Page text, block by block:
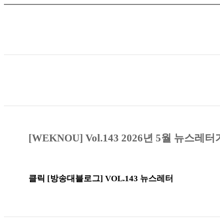
[WEKNOU] Vol.143 2026년 5월 뉴스레터
클릭 [방송대블로그] VOL.143 뉴스레터